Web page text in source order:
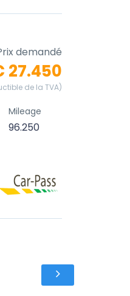
demandé
27.450
de la TVA)
Mileage
96.250